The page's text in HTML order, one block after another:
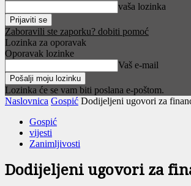
vaša lozinka
Zaboravili ste zaporku? dobiti pomoć
Lozinka za oporavak
Oporavak lozinke
Vaš e-mail
Lozinka će se vam biti poslana e-poštom.
Naslovnica Gospić Dodijeljeni ugovori za
Gospić
vijesti
Zanimljivosti
Dodijeljeni ugovori za